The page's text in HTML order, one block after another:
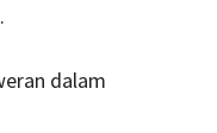
dalam